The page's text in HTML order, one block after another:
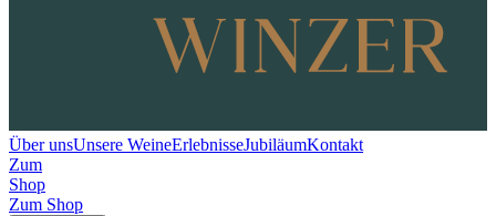
Über unsUnsere WeineErlebnisseJubiläumKontakt
Zum
Shop
Zum Shop